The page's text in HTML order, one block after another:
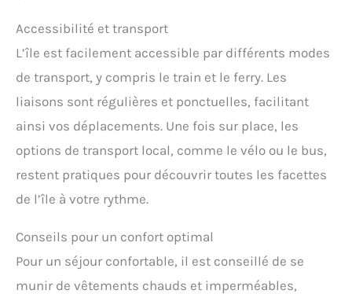
Accessibilité et transport
L’île est facilement accessible par différents modes
de transport, y compris le train et le ferry. Les
liaisons sont régulières et ponctuelles, facilitant
ainsi vos déplacements. Une fois sur place, les
options de transport local, comme le vélo ou le bus,
restent pratiques pour découvrir toutes les facettes
de l’île à votre rythme.
Conseils pour un confort optimal
Pour un séjour confortable, il est conseillé de se
munir de vêtements chauds et imperméables,